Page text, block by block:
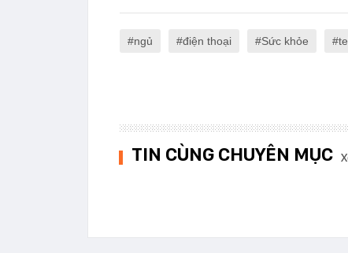
ngủ điện thoại Sức khỏe
TIN CÙNG CHUYÊN MỤC